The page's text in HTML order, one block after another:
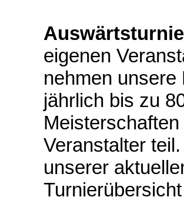
eigenen
nehmen unsere
jährlich bis zu
Veranstalter
unserer
Turnierübersicht